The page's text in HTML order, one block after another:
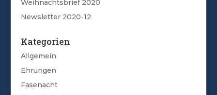
Weihnachtsbrief 2020
Newsletter 2020-12
Kategorien
Allgemein
Ehrungen
Fasenacht